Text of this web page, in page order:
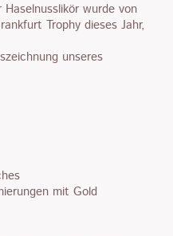
wurde von
Trophy dieses Jahr,
unseres
mit Gold